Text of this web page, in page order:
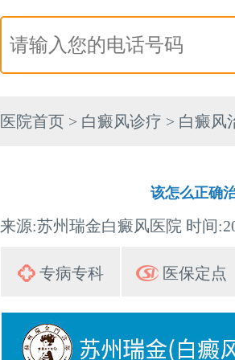
医院首页 > 白癜风诊疗 > 白癜风
该怎么正确
来源:苏州瑞金白癜风医院 时间
专病专科 医保定点